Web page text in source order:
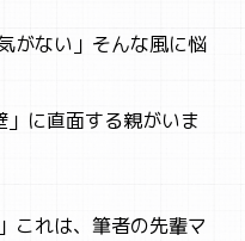
がない」そんな風に悩
に直面する親がいま
これは、筆者の先輩マ